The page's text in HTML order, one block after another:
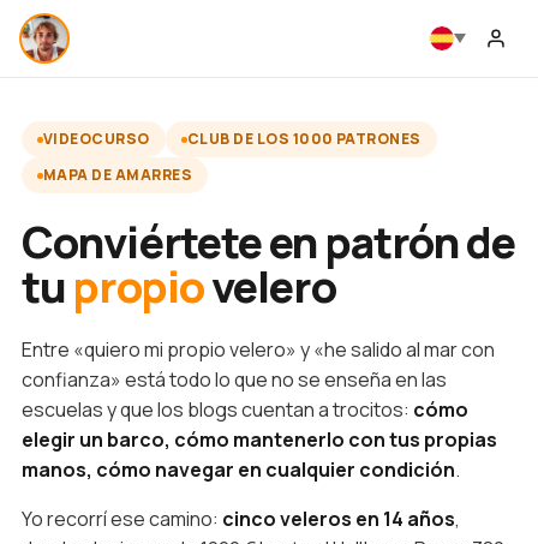
VIDEOCURSO
CLUB DE LOS 1000 PATRONES
MAPA DE AMARRES
Conviértete en patrón de
tupropiovelero
Entre «quiero mi propio velero» y «he salido al mar con
confianza» está todo lo que no se enseña en las
escuelas y que los blogs cuentan a trocitos: cómo
elegir un barco, cómo mantenerlo con tus propias
manos, cómo navegar en cualquier condición.
Yo recorrí ese camino: cinco veleros en 14 años,